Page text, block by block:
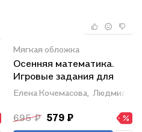
Мягкая обложка
Осенняя математика.
Игровые задания для
дошкольников (с
Елена Кочемасова, Людмила
695 ₽ 579 ₽